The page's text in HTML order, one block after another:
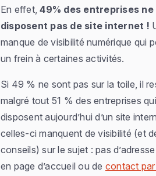
En effet,49% des entreprises ne
disposent pas de site internet !
manque de visibilité numérique qui
un frein à certaines activités.
Si 49 % ne sont pas sur la toile, il
malgré tout 51 % des entreprises qui
disposent aujourd’hui d’un site
celles-ci manquent de visibilité (et
conseils) sur le sujet : pas
en page d’accueil ou de contact